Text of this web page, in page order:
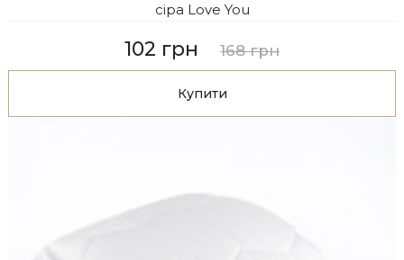
сіра Love You
102 грн 168 грн
Купити